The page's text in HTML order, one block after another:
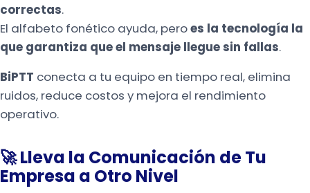
correctas.
El alfabeto fonético ayuda, peroes la tecnología la
que garantiza que el mensaje llegue sin fallas.
BiPTT conecta a tu equipo en tiempo real, elimina
ruidos, reduce costos y mejora el rendimiento
operativo.
🚀 Lleva la Comunicación de Tu
Empresa a Otro Nivel